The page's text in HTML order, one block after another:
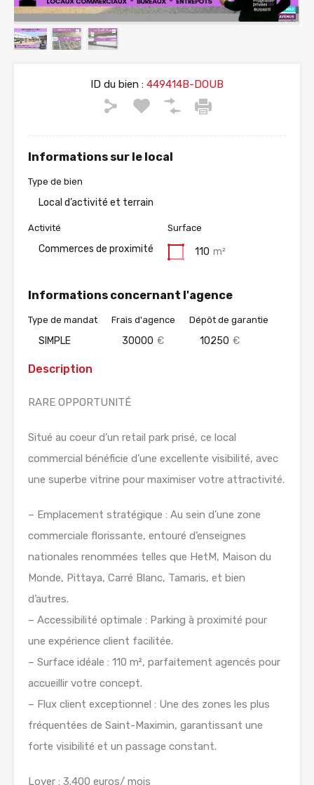
ID du bien : 449414B-DOUB
Informations sur le local
Type de bien
Local d’activité et terrain
Activité
Commerces de proximité
Surface
110 m²
Informations concernant l'agence
Type de mandat
SIMPLE
Frais d'agence
30000 €
Dépôt de garantie
10250 €
Description
RARE OPPORTUNITÉ
Situé au coeur d’un retail park prisé, ce local
commercial bénéficie d’une excellente visibilité, avec
une superbe vitrine pour maximiser votre attractivité.
– Emplacement stratégique : Au sein d’une zone
commerciale florissante, entouré d’enseignes
nationales renommées telles que HetM, Maison du
Monde, Pittaya, Carré Blanc, Tamaris, et bien
d’autres.
– Accessibilité optimale : Parking à proximité pour
une expérience client facilitée.
– Surface idéale : 110 m², parfaitement agencés pour
accueillir votre concept.
– Flux client exceptionnel : Une des zones les plus
fréquentées de Saint-Maximin, garantissant une
forte visibilité et un passage constant.
Loyer : 3.400 euros/ mois